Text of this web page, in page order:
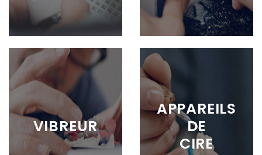
VIBREUR
APPAREILS
DE
CIRE